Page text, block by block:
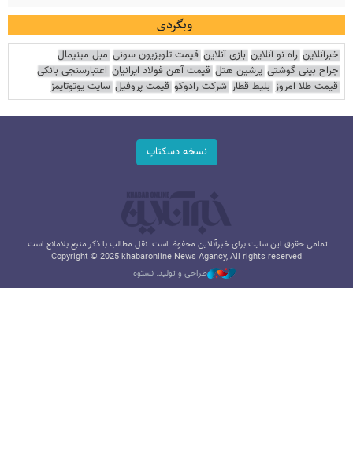
وبگردی
خبرآنلاین راه نو آنلاین بازی آنلاین قیمت تلویزیون سونی مبل مینیمال
جراح بینی گوشتی پرشین هتل قیمت آهن فولاد ایرانیان اعتبارسنجی بانکی
قیمت طلا امروز بلیط قطار شرکت رادوکو قیمت پروفیل سایت یوتوتایمز
نسخه دسکتاپ
تمامی حقوق این سایت برای خبرآنلاین محفوظ است. نقل مطالب با ذکر منبع بلامانع است.
Copyright © 2025 khabaronline News Agancy, All rights reserved
طراحی و تولید: نستوه